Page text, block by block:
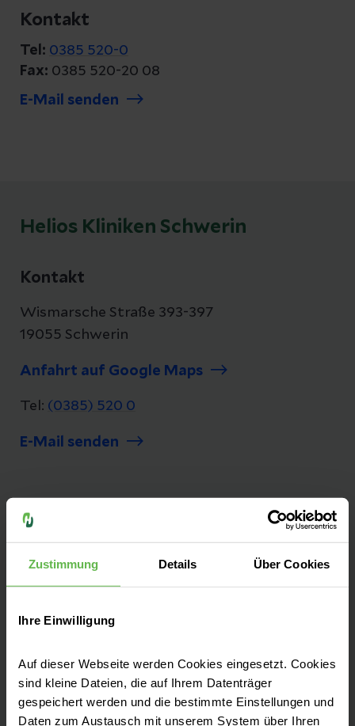
Zustimmung Details Über Cookies
Ihre Einwilligung
Auf dieser Webseite werden Cookies eingesetzt. Cookies
sind kleine Dateien, die auf Ihrem Datenträger
gespeichert werden und die bestimmte Einstellungen und
Daten zum Austausch mit unserem System über Ihren
Kontakt
Tel: 0385 520-0
Fax: 0385 520-20 08
E-Mail senden
Helios Kliniken Schwerin
Kontakt
Wismarsche Straße 393-397
19055 Schwerin
Anfahrt auf Google Maps
Tel: (0385) 520 0
E-Mail senden
Unsere Qualität
uns nicht nur ein Wort, es ist ein Versprechen.
optimieren wir unsere Qualität, damit sie
Zu unseren Qualitätszahlen